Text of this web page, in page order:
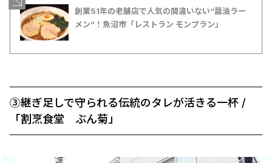
創業51年の老舗店で人気の間違いない“醤油ラー
メン”！魚沼市「レストラン モンブラン」
③継ぎ足しで守られる伝統のタレが活きる一杯 /
「割烹食堂 ぶん菊」